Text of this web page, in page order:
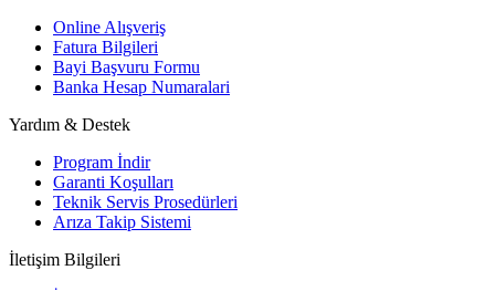
Online Alışveriş
Fatura Bilgileri
Bayi Başvuru Formu
Banka Hesap Numaralari
Yardım & Destek
Program İndir
Garanti Koşulları
Teknik Servis Prosedürleri
Arıza Takip Sistemi
İletişim Bilgileri